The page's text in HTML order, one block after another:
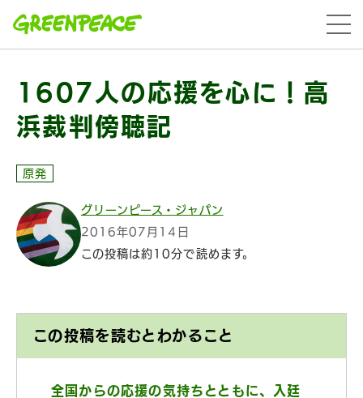
menu
1607人の応援を心に！高
浜裁判傍聴記
原発
グリーンピース・ジャパン
2016年07月14日
この投稿は約10分で読めます。
この投稿を読むとわかること
全国からの応援の気持ちとともに、入廷